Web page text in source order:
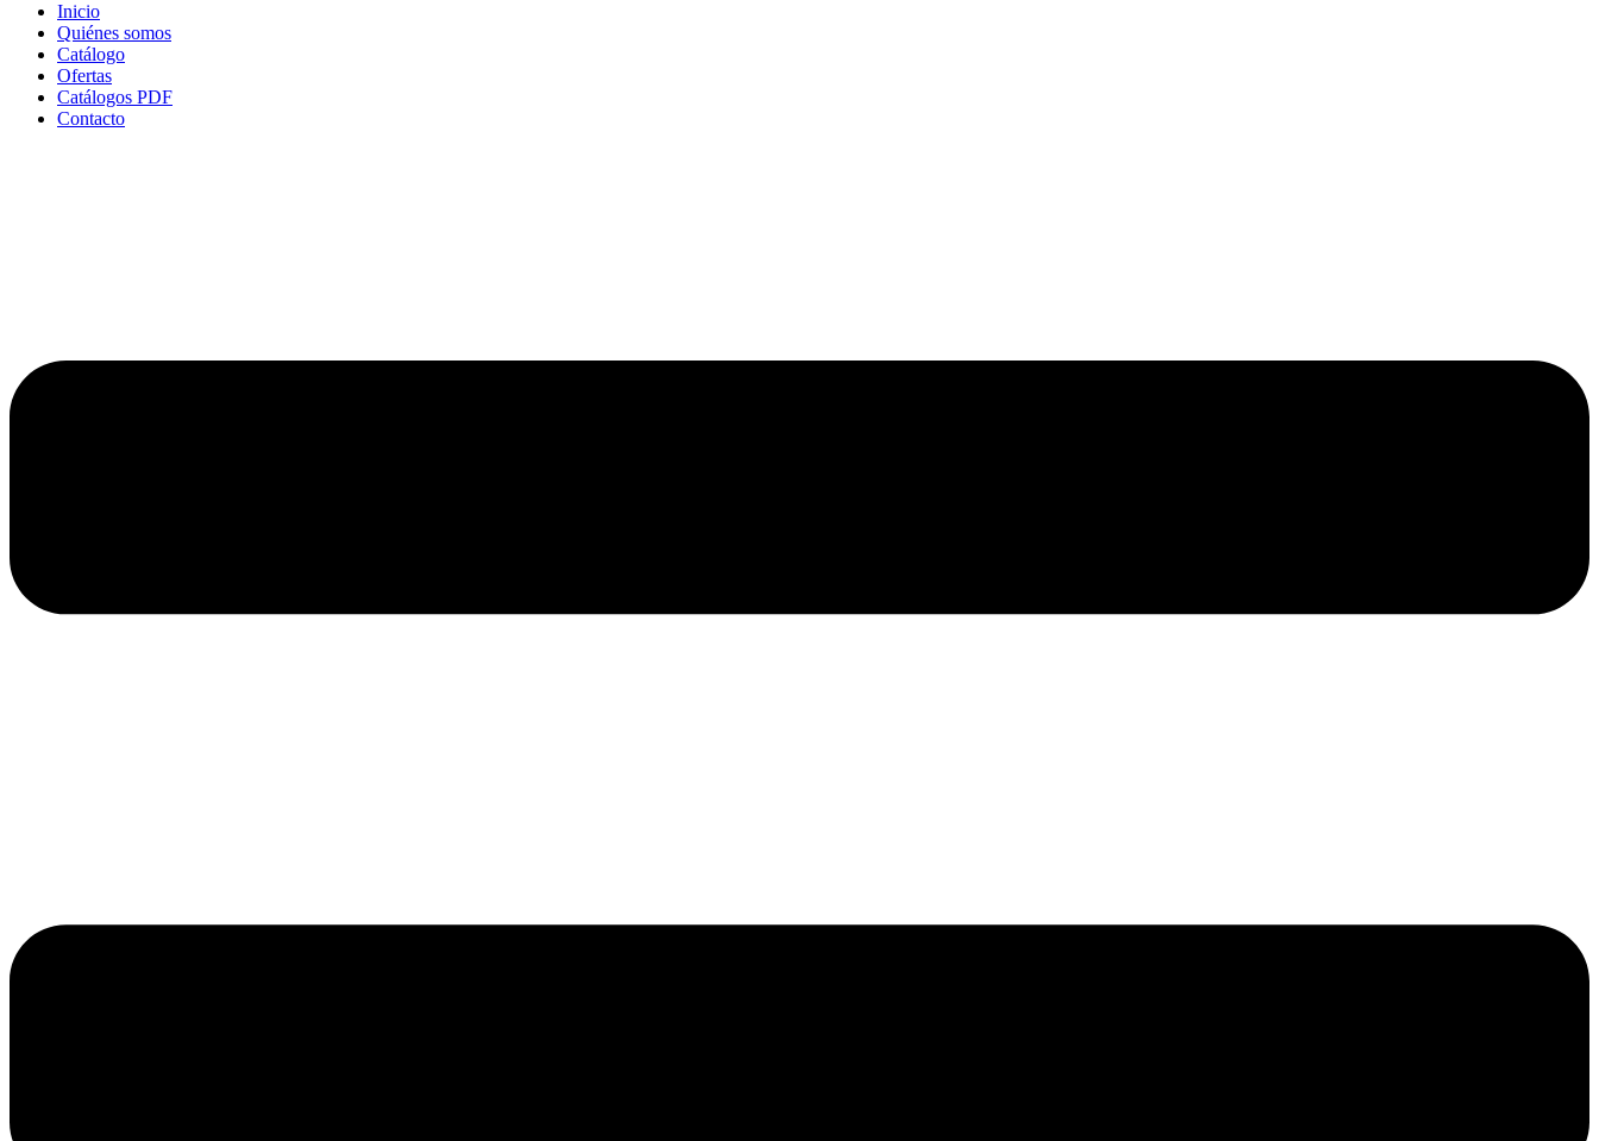
Inicio
Quiénes somos
Catálogo
Ofertas
Catálogos PDF
Contacto